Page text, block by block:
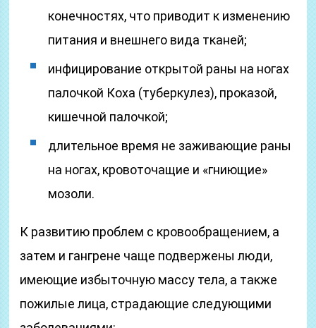
конечностях, что приводит к изменению
питания и внешнего вида тканей;
инфицирование открытой раны на ногах
палочкой Коха (туберкулез), проказой,
кишечной палочкой;
длительное время не заживающие раны
на ногах, кровоточащие и «гниющие»
мозоли.
К развитию проблем с кровообращением, а
затем и гангрене чаще подвержены люди,
имеющие избыточную массу тела, а также
пожилые лица, страдающие следующими